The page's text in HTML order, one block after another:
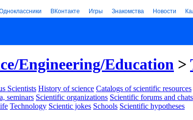
ВКонтакте Игры Знакомства Новости
Engineering/Education >
Scientists History of science Catalogs of scientific resources
seminars Scientific organizations Scientific forums and chats
Technology Scientic jokes Schools Scientific hypotheses